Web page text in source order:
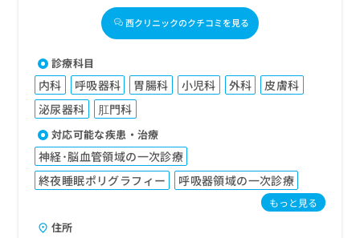
西クリニックのクチコミを見る
診療科目
内科 呼吸器科 胃腸科 小児科 外科
皮膚科
泌尿器科
肛門科
対応可能な疾患・治療
神経･脳血管領域の一次診療
終夜睡眠ポリグラフィー
呼吸器領域の一次診療
もっと見る
住所